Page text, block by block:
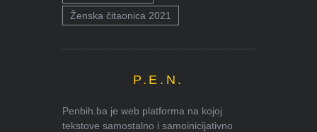
Ženska čitaonica 2021
P.E.N.
Penbih.ba je web platforma na kojoj
tekstove samostalno i samoinicijativno